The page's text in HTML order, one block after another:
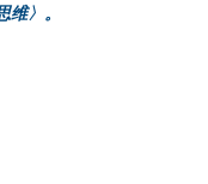
维〉。